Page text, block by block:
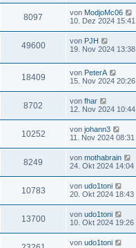
8097 von ModjoMc06
10. Dez 2024 15:41
49600 von PJH
19. Nov 2024 13:38
18409 von PeterA
15. Nov 2024 20:26
8702 von fhar
12. Nov 2024 10:44
10252 von johann3
11. Nov 2024 08:31
8249 von mothabrain
24. Okt 2024 14:04
10783 von udo1toni
20. Okt 2024 18:43
13700 von udo1toni
10. Okt 2024 19:26
von udo1toni